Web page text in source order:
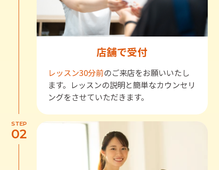
店舗で受付
レッスン30分前のご来店をお願いいたし
ます。レッスンの説明と簡単なカウンセリ
ングをさせていただきます。
STEP
02